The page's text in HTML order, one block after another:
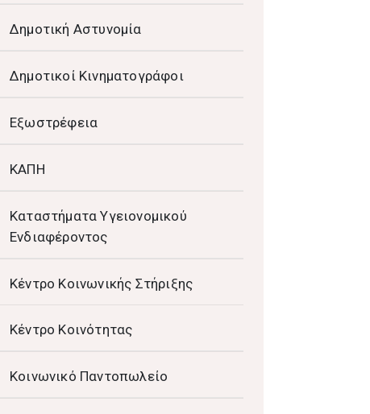
Δημοτική Αστυνομία
Δημοτικοί Κινηματογράφοι
Εξωστρέφεια
ΚΑΠΗ
Καταστήματα Υγειονομικού
Ενδιαφέροντος
Κέντρο Κοινωνικής Στήριξης
Κέντρο Κοινότητας
Κοινωνικό Παντοπωλείο